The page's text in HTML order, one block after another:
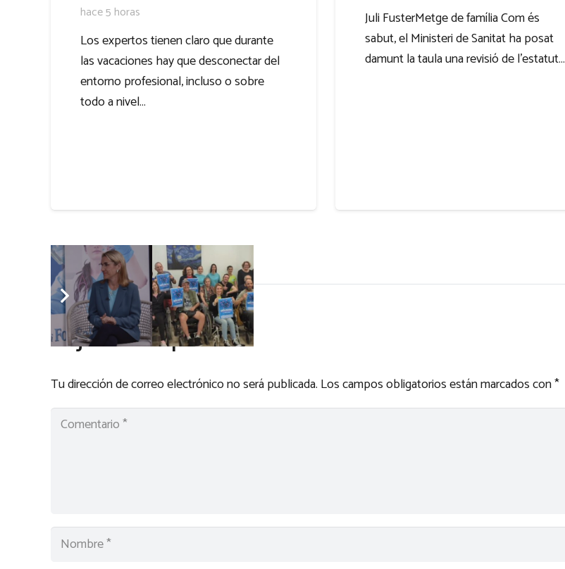
hace 5 horas
Los expertos tienen claro que durante
las vacaciones hay que desconectar del
entorno profesional, incluso o sobre
todo a nivel…
Juli FusterMetge de família Com és
sabut, el Ministeri de Sanitat ha posat
damunt la taula una revisió de l’estatut…
Deja una respuesta
Tu dirección de correo electrónico no será publicada. Los campos obligatorios están marcados con*